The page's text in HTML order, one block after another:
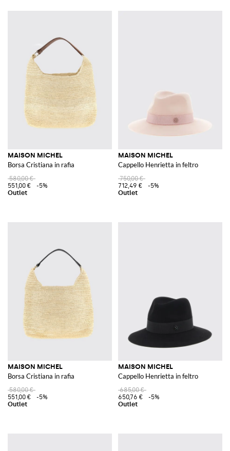
MAISON MICHEL
Borsa Cristiana in rafia
580,00 €
551,00 €
-5%
MAISON MICHEL
Cappello Henrietta in feltro
750,00 €
712,49 €
-5%
MAISON MICHEL
Borsa Cristiana in rafia
580,00 €
551,00 €
-5%
MAISON MICHEL
Cappello Henrietta in feltro
685,00 €
650,76 €
-5%